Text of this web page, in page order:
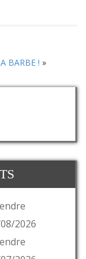
BARBE ! »
2026